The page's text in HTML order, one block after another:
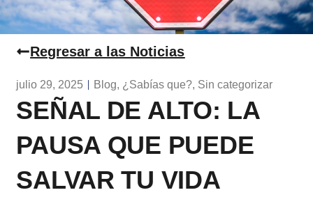
Regresar a las Noticias
julio 29, 2025 Blog, ¿Sabías que?, Sin categorizar
SEÑAL DE ALTO: LA
PAUSA QUE PUEDE
SALVAR TU VIDA